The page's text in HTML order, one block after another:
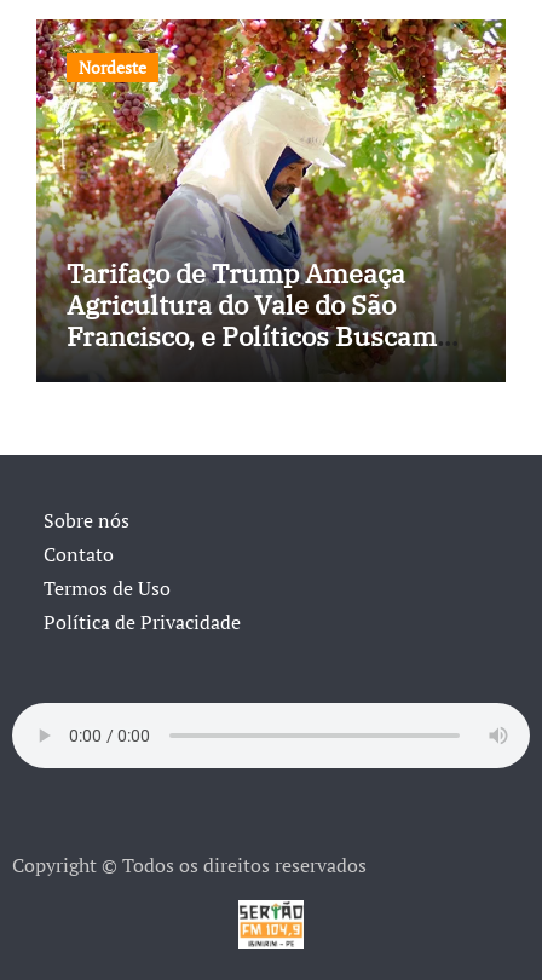
Nordeste
Tarifaço de Trump Ameaça
Agricultura do Vale do São
Francisco, e Políticos Buscam
Soluções
Sobre nós
Contato
Termos de Uso
Política de Privacidade
Copyright © Todos os direitos reservados